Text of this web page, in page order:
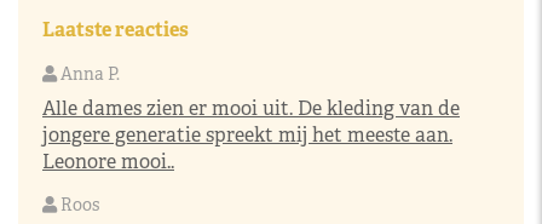
Laatste reacties
Anna P.
Alle dames zien er mooi uit. De kleding van de
jongere generatie spreekt mij het meeste aan.
Leonore mooi..
Roos